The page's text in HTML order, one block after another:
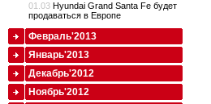
01.03 Hyundai Grand Santa Fe будет
продаваться в Европе
Февраль'2013
Январь'2013
Декабрь'2012
Ноябрь'2012